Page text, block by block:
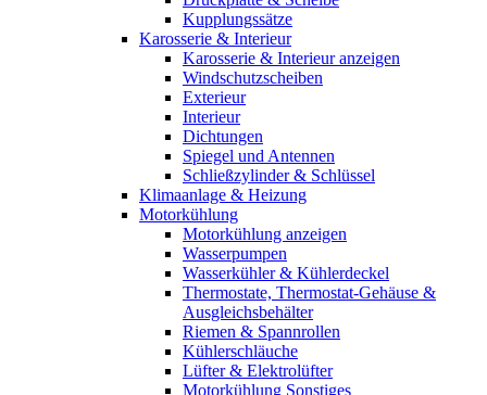
Kupplungssätze
Karosserie & Interieur
Karosserie & Interieur anzeigen
Windschutzscheiben
Exterieur
Interieur
Dichtungen
Spiegel und Antennen
Schließzylinder & Schlüssel
Klimaanlage & Heizung
Motorkühlung
Motorkühlung anzeigen
Wasserpumpen
Wasserkühler & Kühlerdeckel
Thermostate, Thermostat-Gehäuse &
Ausgleichsbehälter
Riemen & Spannrollen
Kühlerschläuche
Lüfter & Elektrolüfter
Motorkühlung Sonstiges